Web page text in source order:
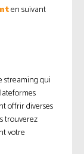
en suivant
streaming qui
offrir diverses
trouverez
votre